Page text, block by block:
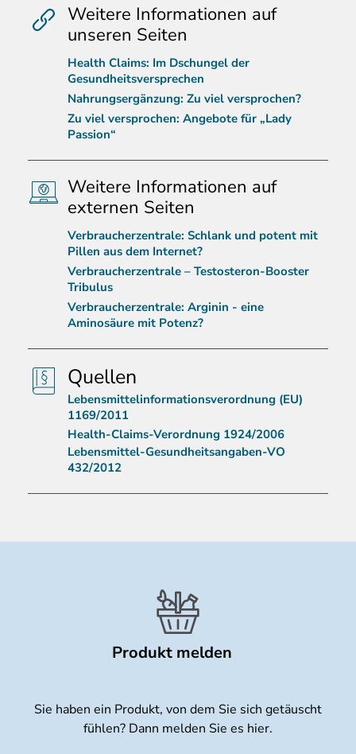
Weitere Informationen auf
unseren Seiten
Health Claims: Im Dschungel der
Gesundheitsversprechen
Nahrungsergänzung: Zu viel versprochen?
Zu viel versprochen: Angebote für „Lady
Passion“
Weitere Informationen auf
externen Seiten
Verbraucherzentrale: Schlank und potent mit
Pillen aus dem Internet?
Verbraucherzentrale – Testosteron-Booster
Tribulus
Verbraucherzentrale: Arginin - eine
Aminosäure mit Potenz?
Quellen
Lebensmittelinformationsverordnung (EU)
1169/2011
Health-Claims-Verordnung 1924/2006
Lebensmittel-Gesundheitsangaben-VO
432/2012
Produkt melden
Sie haben ein Produkt, von dem Sie sich getäuscht
fühlen? Dann melden Sie es hier.